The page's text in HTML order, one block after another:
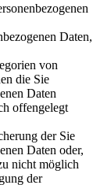
Daten,
von
die Sie
Daten
offengelegt
der Sie
Daten oder,
nicht möglich
der